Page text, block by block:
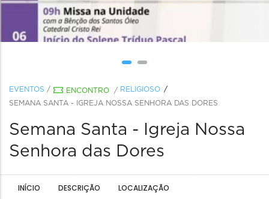
EVENTOS / ENCONTRO / RELIGIOSO
SEMANA SANTA - IGREJA NOSSA SENHORA DAS DORES
Semana Santa - Igreja Nossa
Senhora das Dores
INÍCIO DESCRIÇÃO LOCALIZAÇÃO